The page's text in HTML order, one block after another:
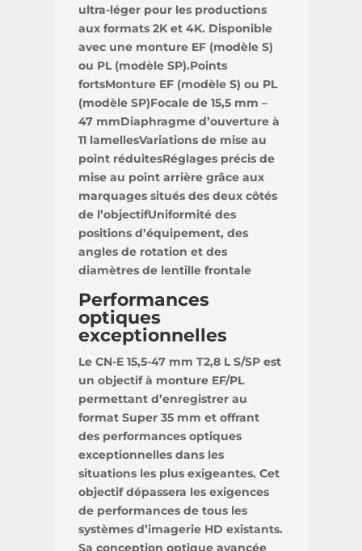
ultra-léger pour les productions
aux formats 2K et 4K. Disponible
avec une monture EF (modèle S)
ou PL (modèle SP).Points
fortsMonture EF (modèle S) ou PL
(modèle SP)Focale de 15,5 mm –
47 mmDiaphragme d’ouverture à
11 lamellesVariations de mise au
point réduitesRéglages précis de
mise au point arrière grâce aux
marquages situés des deux côtés
de l’objectifUniformité des
positions d’équipement, des
angles de rotation et des
diamètres de lentille frontale
Performances
optiques
exceptionnelles
Le CN-E 15,5-47 mm T2,8 L S/SP est
un objectif à monture EF/PL
permettant d’enregistrer au
format Super 35 mm et offrant
des performances optiques
exceptionnelles dans les
situations les plus exigeantes. Cet
objectif dépassera les exigences
de performances de tous les
systèmes d’imagerie HD existants.
Sa conception optique avancée